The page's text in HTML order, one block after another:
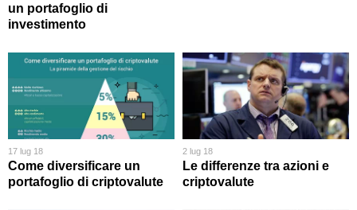
un portafoglio di
investimento
17 lug 18
Come diversificare un
portafoglio di criptovalute
2 lug 18
Le differenze tra azioni e
criptovalute